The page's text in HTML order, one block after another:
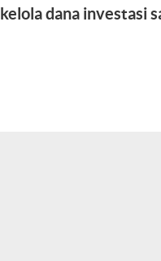
dana investasi